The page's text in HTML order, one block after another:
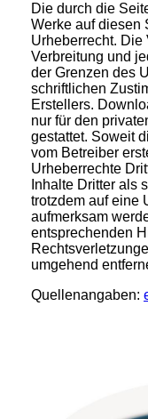
Die durch die
Werke auf diesen
Urheberrecht. Die
Verbreitung und
der Grenzen des
schriftlichen
Erstellers.
nur für den
gestattet. Soweit
vom Betreiber
Urheberrechte
Inhalte Dritter als
trotzdem auf eine
aufmerksam
entsprechenden
umgehend
Quellenangaben: